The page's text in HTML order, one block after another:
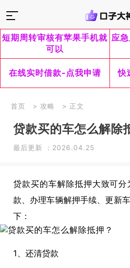
短期周转审核有苹果手机就
可以
应
在线实时借款-点我申请 快
首页 > 攻略 > 正文
贷款买的车怎么解除
最后更新 ：2026.04.25
贷款买的车解除抵押大致可
款、办理车辆解押手续、更新
下：
1、还清贷款